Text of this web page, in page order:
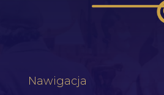
Nawigacja